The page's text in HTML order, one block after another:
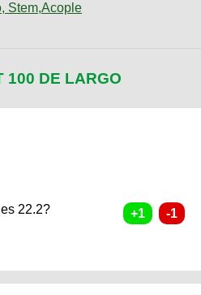
Stem,Acople
100 DE LARGO
22.2?